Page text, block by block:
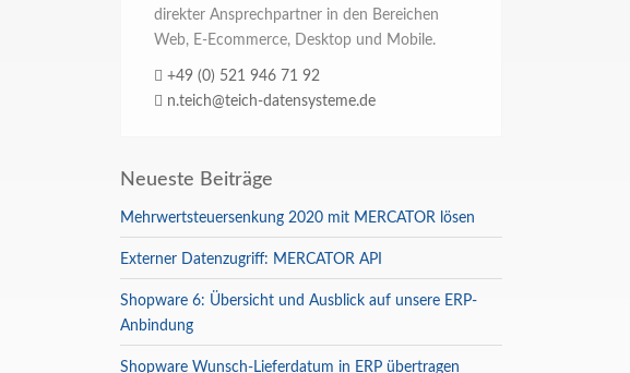
direkter Ansprechpartner in den Bereichen
Web, E-Ecommerce, Desktop und Mobile.
+49 (0) 521 946 71 92
n.teich@teich-datensysteme.de
Neueste Beiträge
Mehrwertsteuersenkung 2020 mit MERCATOR lösen
Externer Datenzugriff: MERCATOR API
Shopware 6: Übersicht und Ausblick auf unsere ERP-
Anbindung
Shopware Wunsch-Lieferdatum in ERP übertragen